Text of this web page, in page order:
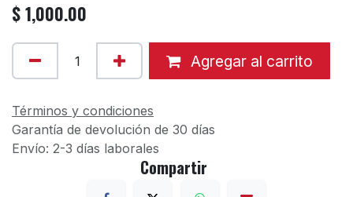
$1,000.00
Agregar al carrito
Términos y condiciones
Garantía de devolución de 30 días
Envío: 2-3 días laborales
Compartir